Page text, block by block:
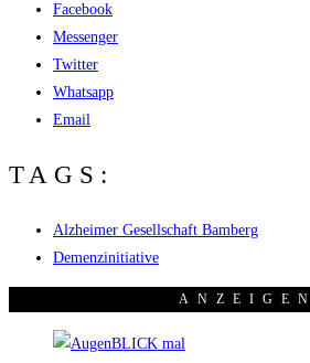
Facebook
Messenger
Twitter
Whatsapp
Email
TAGS:
Alzheimer Gesellschaft Bamberg
Demenzinitiative
ANZEI­GEN